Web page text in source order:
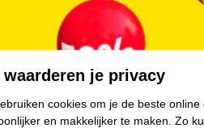
waarderen je privacy
cookies om je de beste
en makkelijker te maken. Zo